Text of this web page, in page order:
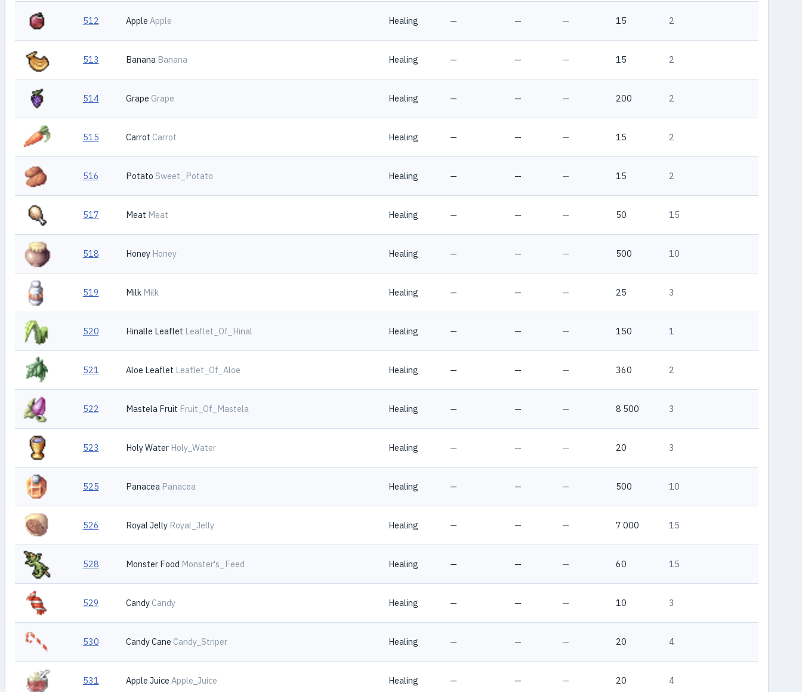
512 Apple Apple Healing — — — 15 2
513 Banana Banana Healing — — — 15 2
514 Grape Grape Healing — — — 200 2
515 Carrot Carrot Healing — — — 15 2
516 Potato Sweet_Potato Healing — — — 15 2
517 Meat Meat Healing — — — 50 15
518 Honey Honey Healing — — — 500 10
519 Milk Milk Healing — — — 25 3
520 Hinalle Leaflet Leaflet_Of_Hinal Healing — — — 150 1
521 Aloe Leaflet Leaflet_Of_Aloe Healing — — — 360 2
522 Mastela Fruit Fruit_Of_Mastela Healing — — — 8 500 3
523 Holy Water Holy_Water Healing — — — 20 3
525 Panacea Panacea Healing — — — 500 10
526 Royal Jelly Royal_Jelly Healing — — — 7 000 15
528 Monster Food Monster's_Feed Healing — — — 60 15
529 Candy Candy Healing — — — 10 3
530 Candy Cane Candy_Striper Healing — — — 20 4
531 Apple Juice Apple_Juice Healing — — — 20 4